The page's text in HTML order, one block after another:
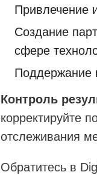
Привлечение
Создание
сфере
Поддержание
Контроль
корректируйте
отслеживания
Обратитесь в